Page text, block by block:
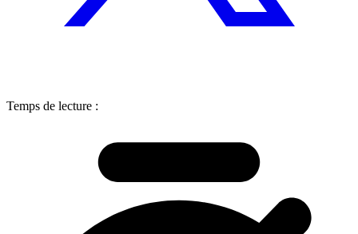
Temps de lecture :